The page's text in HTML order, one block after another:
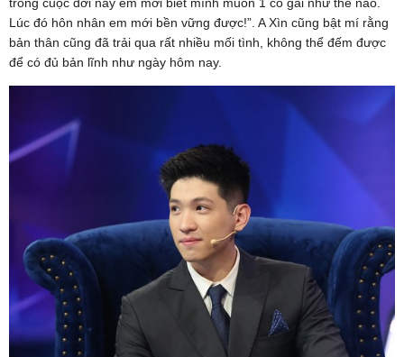
Lúc đó hôn nhân em mới bền vững được!”. A Xìn cũng bật mí rằng
bản thân cũng đã trải qua rất nhiều mối tình, không thể đếm được
để có đủ bản lĩnh như ngày hôm nay.